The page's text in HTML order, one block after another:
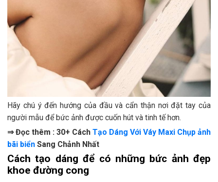
Hãy chú ý đến hướng của đầu và cẩn thận nơi đặt tay của
người mẫu để bức ảnh được cuốn hút và tinh tế hơn.
⇒ Đọc thêm : 30+ Cách Tạo Dáng Với Váy Maxi Chụp ảnh
bãi biển Sang Chảnh Nhất
Cách tạo dáng để có những bức ảnh đẹp
khoe đường cong